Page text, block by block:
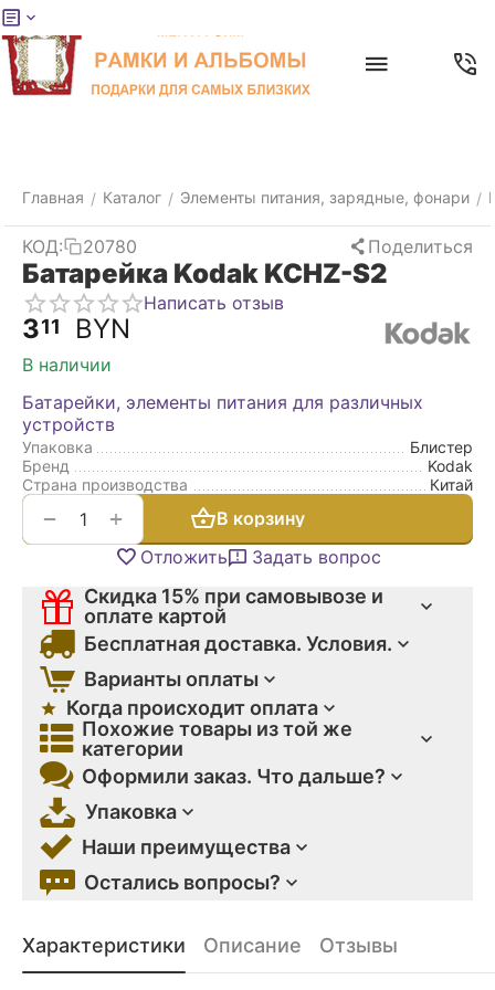
Главная / Каталог / Элементы питания, зарядные, фонари /
КОД: 20780 Поделиться
Батарейка Kodak KCHZ-S2
Написать отзыв
311 BYN
В наличии
Батарейки, элементы питания для различных
устройств
Упаковка
Блистер
Бренд
Kodak
Страна производства
Китай
+
−
В корзину
Отложить
Задать вопрос
Скидка 15% при самовывозе и
оплате картой
Бесплатная доставка. Условия.
Варианты оплаты
Когда происходит оплата
Похожие товары из той же
категории
Оформили заказ. Что дальше?
Упаковка
Наши преимущества
Остались вопросы?
Характеристики Описание Отзывы
Меню
товары